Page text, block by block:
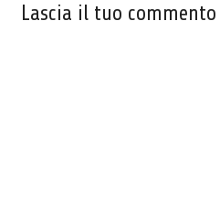
Lascia il tuo commento